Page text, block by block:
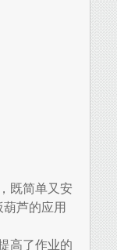
既简单又安
芦的应用
高了作业的